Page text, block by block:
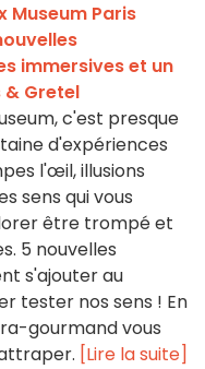
Museum Paris
immersives et un
& Gretel
c'est presque
d'expériences
l'œil, illusions
sens qui vous
être trompé et
5 nouvelles
s'ajouter au
tester nos sens ! En
gourmand vous
[Lire la suite]